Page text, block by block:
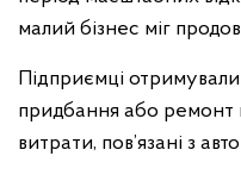
малий бізнес міг
Підприємці
придбання або ремонт
витрати, пов’язані з